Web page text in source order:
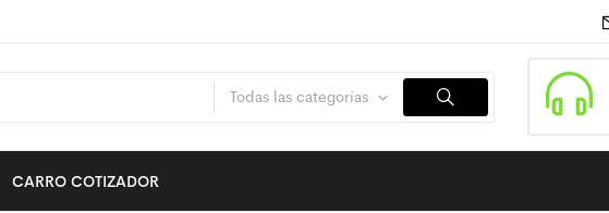
Todas las categorías
CARRO COTIZADOR